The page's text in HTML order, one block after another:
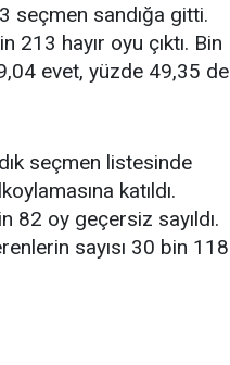
seçmen sandığa gitti.
213 hayır oyu çıktı. Bin
evet, yüzde 49,35 de
seçmen listesinde
katıldı.
82 oy geçersiz sayıldı.
sayısı 30 bin 118